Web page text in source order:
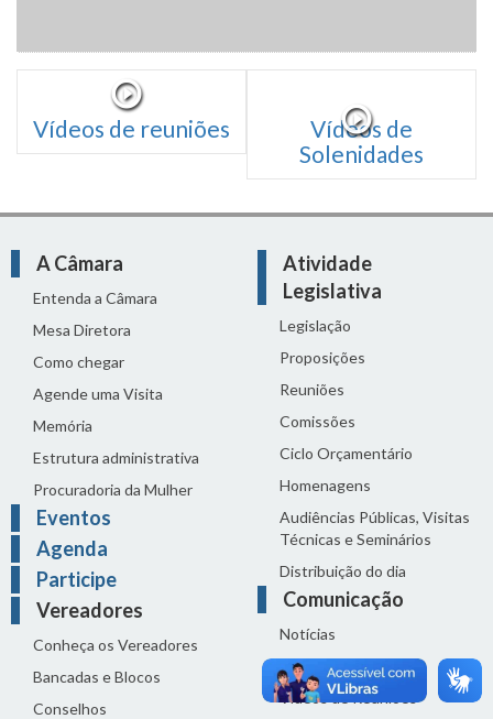
Vídeos de reuniões
Vídeos de
Solenidades
A Câmara
Entenda a Câmara
Mesa Diretora
Como chegar
Agende uma Visita
Memória
Estrutura administrativa
Procuradoria da Mulher
Eventos
Agenda
Participe
Vereadores
Conheça os Vereadores
Bancadas e Blocos
Conselhos
Atividade
Legislativa
Legislação
Proposições
Reuniões
Comissões
Ciclo Orçamentário
Homenagens
Audiências Públicas, Visitas
Técnicas e Seminários
Distribuição do dia
Comunicação
Notícias
Sala de Imprensa
Vídeos de Reuniões